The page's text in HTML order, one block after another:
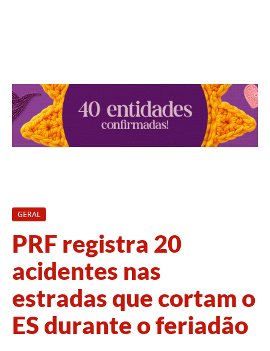
GERAL
PRF registra 20
acidentes nas
estradas que cortam o
ES durante o feriadão